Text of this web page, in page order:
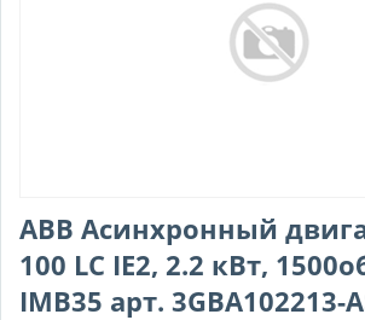
ABB Асинхронный
100 LC IE2, 2.2 кВт,
IMB35 арт. 3GBA102213-